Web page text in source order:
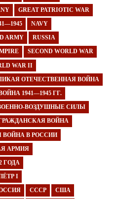
GREAT PATRIOTIC WAR
NAVY
ARMY RUSSIA
SECOND WORLD WAR
WAR II
ОТЕЧЕСТВЕННАЯ ВОЙНА
1941—1945 ГГ.
ВОЗДУШНЫЕ СИЛЫ
ВОЙНА
ВОЙНА В РОССИИ
АРМИЯ
ГОДА
I
СССР США